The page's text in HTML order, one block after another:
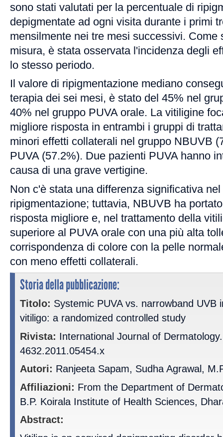
sono stati valutati per la percentuale di
depigmentate ad ogni visita durante i primi
mensilmente nei tre mesi successivi. Come
misura, è stata osservata l'incidenza degli
lo stesso periodo.
Il valore di ripigmentazione mediano
terapia dei sei mesi, è stato del 45% nel
40% nel gruppo PUVA orale. La vitiligine
migliore risposta in entrambi i gruppi di
minori effetti collaterali nel gruppo NBUVB
PUVA (57.2%). Due pazienti PUVA hanno
causa di una grave vertigine.
Non c'è stata una differenza significativa
ripigmentazione; tuttavia, NBUVB ha
risposta migliore e, nel trattamento della
superiore al PUVA orale con una più alta
corrispondenza di colore con la pelle
con meno effetti collaterali.
Storia della pubblicazione:
Titolo: Systemic PUVA vs. narrowband UVB
vitiligo: a randomized controlled study
Rivista: International Journal of
4632.2011.05454.x
Autori: Ranjeeta Sapam, Sudha Agrawal,
Affiliazioni: From the Department of
B.P. Koirala Institute of Health Sciences,
Abstract: